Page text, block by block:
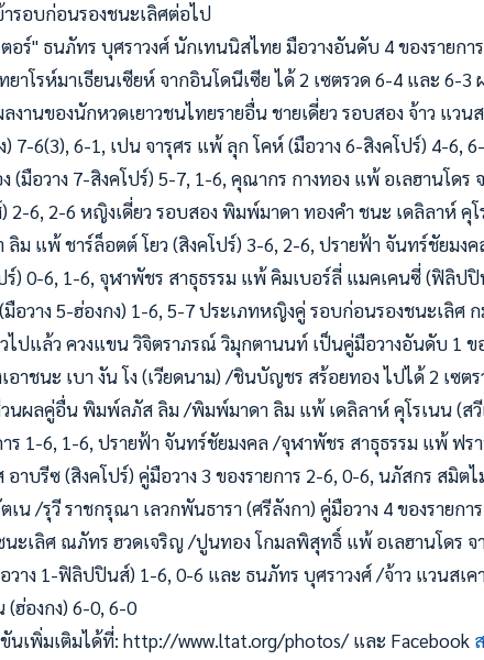
ารอบก่อนรองชนะเลิศต่อไป
อร์" ธนภัทร บุศราวงศ์ นักเทนนิสไทย มือวางอันดับ 4 ของรายกา
ยาโรห์มาเธียนเซียห์ จากอินโดนีเซีย ได้ 2 เซตรวด 6-4 และ 6-3
งานของนักหวดเยาวชนไทยรายอื่น ชายเดี่ยว รอบสอง จ้าว แวนส
7-6(3), 6-1, เปน จารุศร แพ้ ลุก โคห์ (มือวาง 6-สิงคโปร์) 4-6,
มือวาง 7-สิงคโปร์) 5-7, 1-6, คุณากร กางทอง แพ้ อเลฮานโดร
2-6, 2-6 หญิงเดี่ยว รอบสอง พิมพ์มาดา ทองคำ ชนะ เดลิลาห์ คุโ
ม แพ้ ชาร์ล็อตต์ โยว (สิงคโปร์) 3-6, 2-6, ปรายฟ้า จันทร์ชัยมง
ร์) 0-6, 1-6, จุฬาพัชร สาธุธรรม แพ้ คิมเบอร์ลี่ แมคเคนซี่ (ฟิลิป
อวาง 5-ฮ่องกง) 1-6, 5-7 ประเภทหญิงคู่ รอบก่อนรองชนะเลิศ
ไปแล้ว ควงแขน วิจิตราภรณ์ วิมุกตานนท์ เป็นคู่มือวางอันดับ 1 ข
าชนะ เบา งัน โง (เวียดนาม) /ชินบัญชร สร้อยทอง ไปได้ 2 เซต
วนผลคู่อื่น พิมพ์ลภัส ลิม /พิมพ์มาดา ลิม แพ้ เดลิลาห์ คุโรเนน (ส
าร 1-6, 1-6, ปรายฟ้า จันทร์ชัยมงคล /จุฬาพัชร สาธุธรรม แพ้ ฟร
อาบรีซ (สิงคโปร์) คู่มือวาง 3 ของรายการ 2-6, 0-6, นภัสกร สมิ
เน /รุวี ราชกรุณา เลวกพันธารา (ศรีลังกา) คู่มือวาง 4 ของรายก
ะเลิศ ณภัทร ฮวดเจริญ /ปูนทอง โกมลพิสุทธิ์ แพ้ อเลฮานโดร จ
วาง 1-ฟิลิปปินส์) 1-6, 0-6 และ ธนภัทร บุศราวงศ์ /จ้าว แวนสเค
ฮ่องกง) 6-0, 6-0
นเพิ่มเติมได้ที่: http://www.ltat.org/photos/ และ Facebook